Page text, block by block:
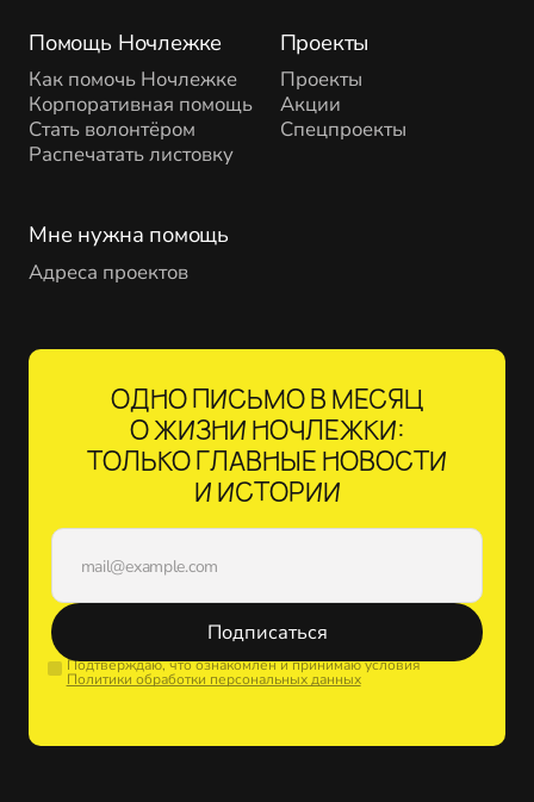
Помощь Ночлежке
Как помочь Ночлежке
Корпоративная помощь
Стать волонтёром
Распечатать листовку
Проекты
Проекты
Акции
Спецпроекты
Мне нужна помощь
Адреса проектов
ОДНО ПИСЬМО В МЕСЯЦ
О ЖИЗНИ НОЧЛЕЖКИ:
ТОЛЬКО ГЛАВНЫЕ НОВОСТИ
И ИСТОРИИ
Подписаться
Подтверждаю, что ознакомлен и принимаю условия
Политики обработки персональных данных